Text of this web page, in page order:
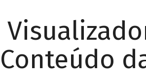
Conteúdo